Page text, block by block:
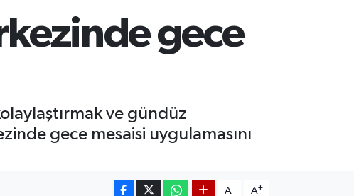
gece
ve gündüz
gece mesaisi uygulamasını
A- A+